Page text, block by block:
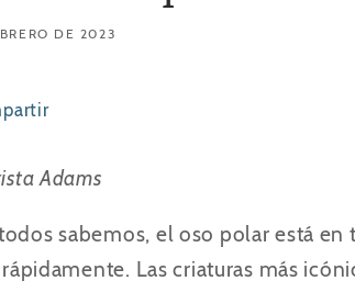
DE 2023
Adams
sabemos, el oso polar está
Las criaturas más